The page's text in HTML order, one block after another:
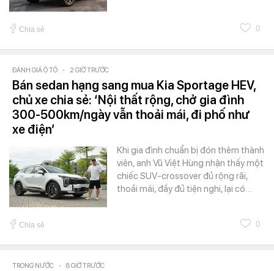
Chia sẻ 0
ĐÁNH GIÁ Ô TÔ - 2 GIỜ TRƯỚC
Bán sedan hạng sang mua Kia Sportage HEV,
chủ xe chia sẻ: ‘Nội thất rộng, chở gia đình
300-500km/ngày vẫn thoải mái, đi phố như
xe điện’
Khi gia đình chuẩn bị đón thêm thành
viên, anh Vũ Việt Hùng nhận thấy một
chiếc SUV-crossover đủ rộng rãi,
thoải mái, đầy đủ tiện nghi, lại có…
Chia sẻ 0
TRONG NƯỚC - 8 GIỜ TRƯỚC